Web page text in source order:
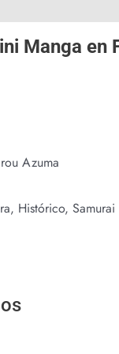
Manga en
Azuma
Histórico, Samurai